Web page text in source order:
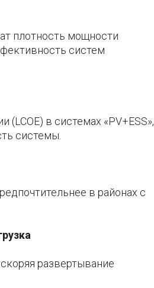
плотность мощности
систем
в системах «PV+ESS»,
системы.
в районах с
развертывание